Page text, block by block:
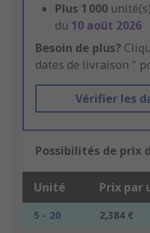
Plus 1 000
du 10 août 2026
Besoin de plus?
dates de livraison "
Vérifier les
Possibilités de prix
Unité Prix par
5 - 20 2,384 €